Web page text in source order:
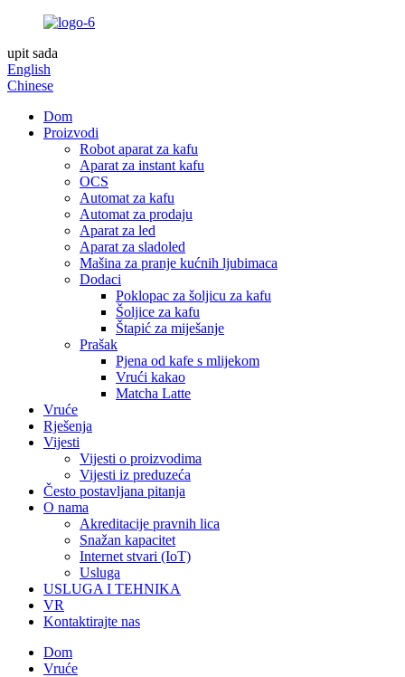
upit sada
English
Chinese
Dom
Proizvodi
Robot aparat za kafu
Aparat za instant kafu
OCS
Automat za kafu
Automat za prodaju
Aparat za led
Aparat za sladoled
Mašina za pranje kućnih ljubimaca
Dodaci
Poklopac za šoljicu za kafu
Šoljice za kafu
Štapić za miješanje
Prašak
Pjena od kafe s mlijekom
Vrući kakao
Matcha Latte
Vruće
Rješenja
Vijesti
Vijesti o proizvodima
Vijesti iz preduzeća
Često postavljana pitanja
O nama
Akreditacije pravnih lica
Snažan kapacitet
Internet stvari (IoT)
Usluga
USLUGA I TEHNIKA
VR
Kontaktirajte nas
Dom
Vruće